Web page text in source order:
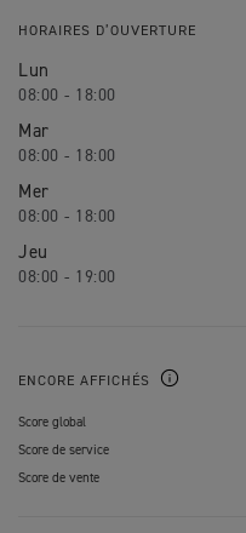
HORAIRES D’OUVERTURE
Lun
08:00 - 18:00
Mar
08:00 - 18:00
Mer
08:00 - 18:00
Jeu
08:00 - 19:00
ENCORE AFFICHÉS
Score global
Score de service
Score de vente